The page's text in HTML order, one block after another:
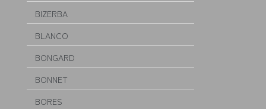
BIZERBA
BLANCO
BONGARD
BONNET
BORES